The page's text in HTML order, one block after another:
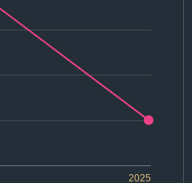
2025